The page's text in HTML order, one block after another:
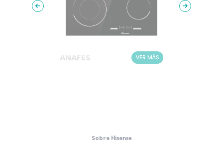
ANAFES VER MÁS
Sobre Hisense